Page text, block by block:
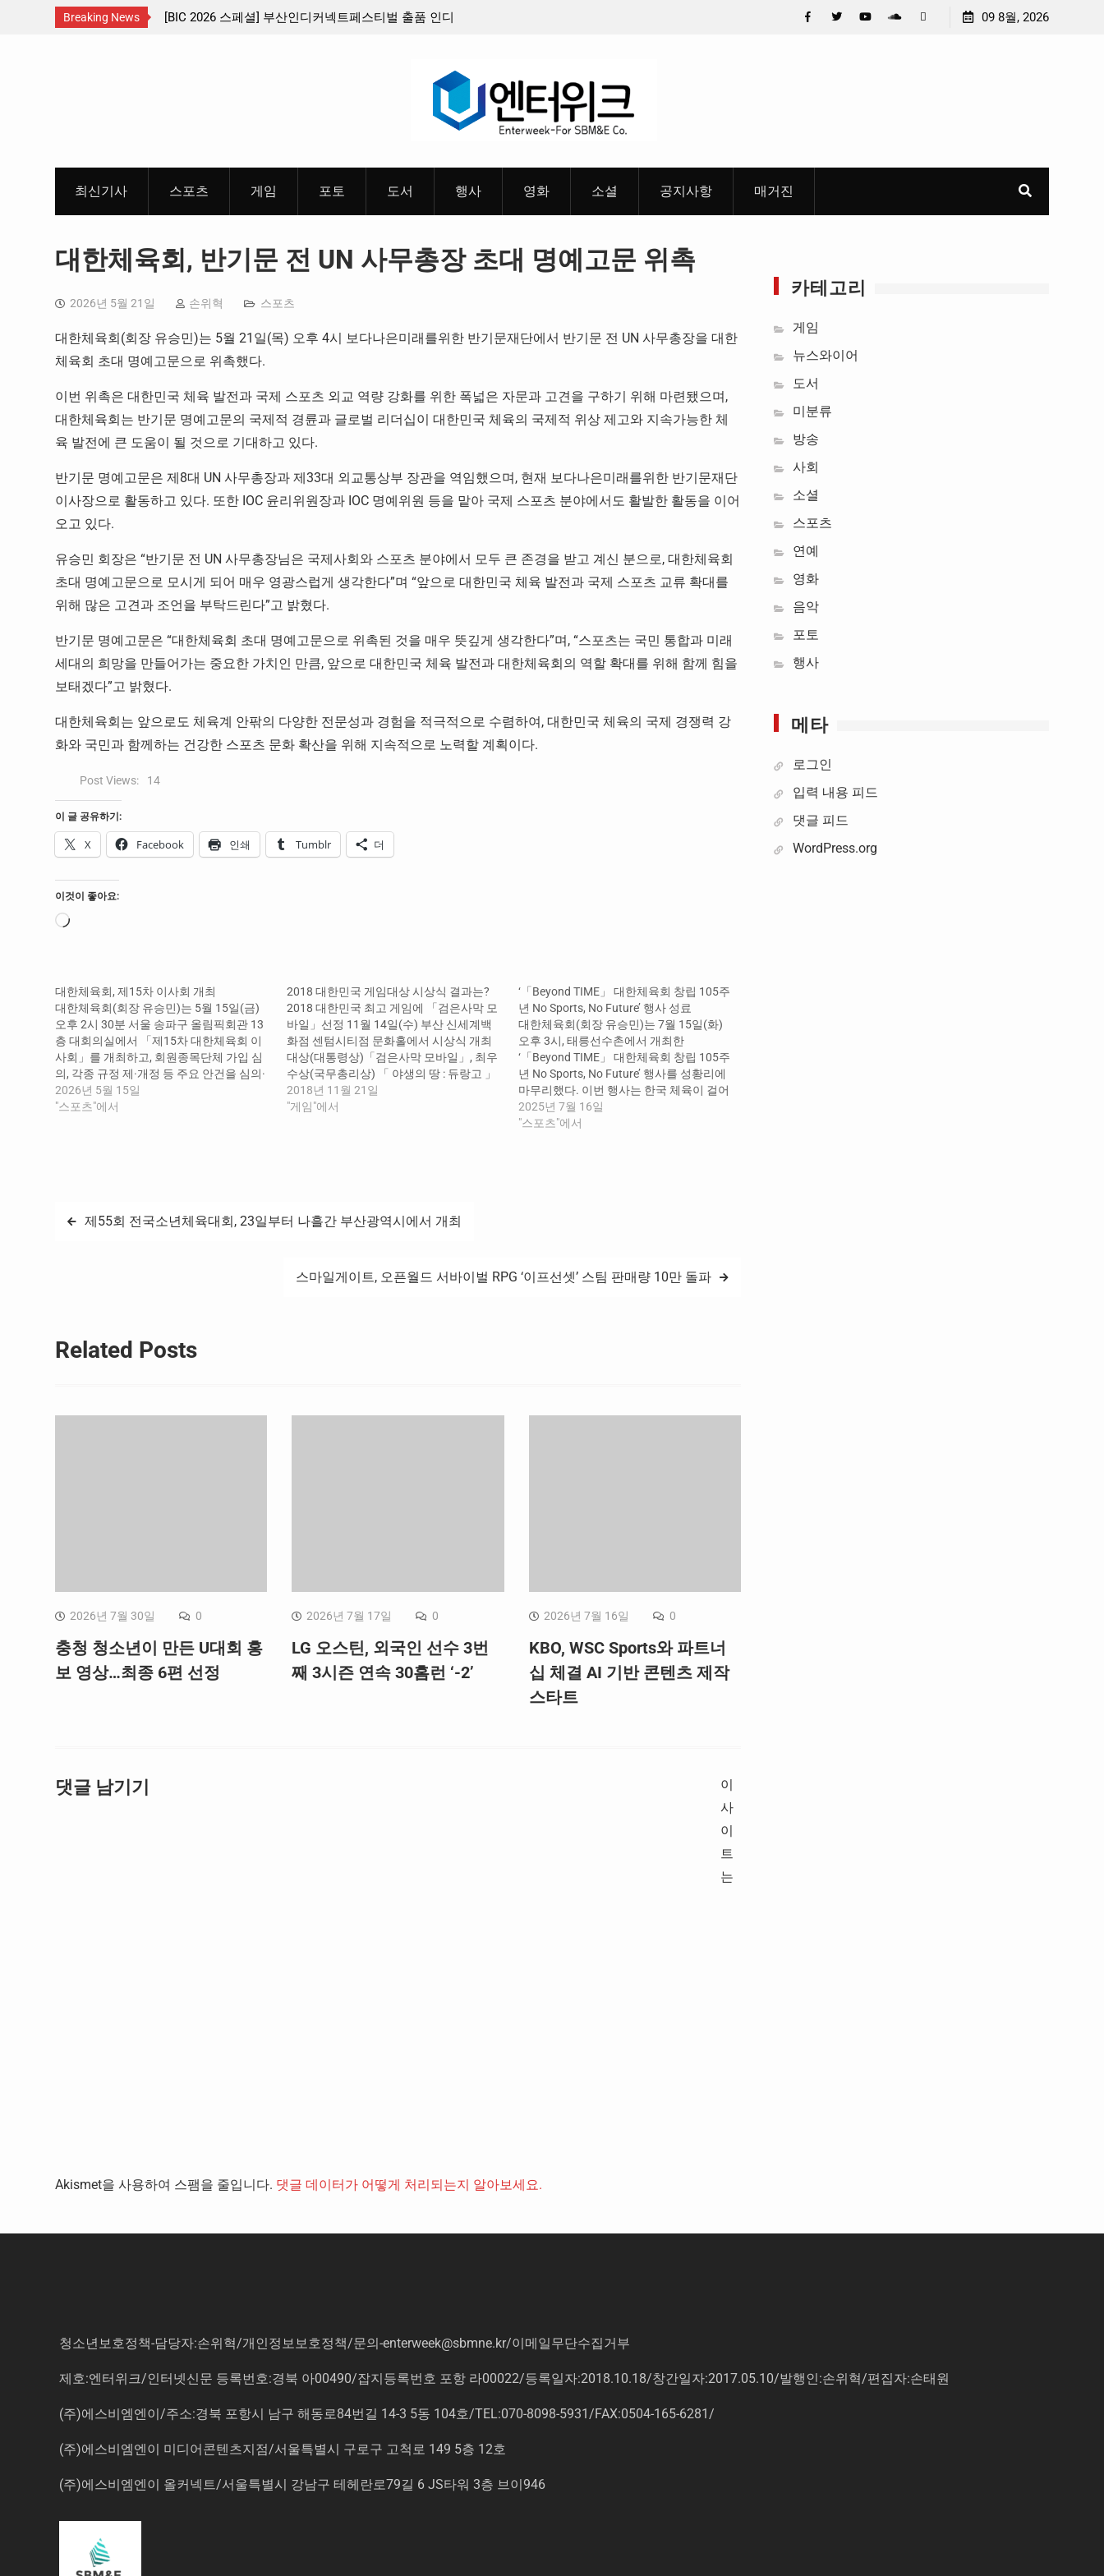
Breaking News
… 수도권 서남부 교통
[BIC 2026 스페셜] 부산인디커넥트페스티벌 출품 인디
충청 청소년이 만든 U대회 홍보 영상…최종 6편 선정
09 8월, 2026
최신기사 스포츠 게임 포토 도서 행사 영화 소셜 공지사항 매거진
대한체육회, 반기문 전 UN 사무총장 초대 명예고문 위촉
2026년 5월 21일 손위혁 스포츠
대한체육회(회장 유승민)는 5월 21일(목) 오후 4시 보다나은미래를위한 반기문재단에서 반기문 전 UN 사무총장을 대한
체육회 초대 명예고문으로 위촉했다.
이번 위촉은 대한민국 체육 발전과 국제 스포츠 외교 역량 강화를 위한 폭넓은 자문과 고견을 구하기 위해 마련됐으며,
대한체육회는 반기문 명예고문의 국제적 경륜과 글로벌 리더십이 대한민국 체육의 국제적 위상 제고와 지속가능한 체
육 발전에 큰 도움이 될 것으로 기대하고 있다.
반기문 명예고문은 제8대 UN 사무총장과 제33대 외교통상부 장관을 역임했으며, 현재 보다나은미래를위한 반기문재단
이사장으로 활동하고 있다. 또한 IOC 윤리위원장과 IOC 명예위원 등을 맡아 국제 스포츠 분야에서도 활발한 활동을 이어
오고 있다.
유승민 회장은 “반기문 전 UN 사무총장님은 국제사회와 스포츠 분야에서 모두 큰 존경을 받고 계신 분으로, 대한체육회
초대 명예고문으로 모시게 되어 매우 영광스럽게 생각한다”며 “앞으로 대한민국 체육 발전과 국제 스포츠 교류 확대를
위해 많은 고견과 조언을 부탁드린다”고 밝혔다.
반기문 명예고문은 “대한체육회 초대 명예고문으로 위촉된 것을 매우 뜻깊게 생각한다”며, “스포츠는 국민 통합과 미래
세대의 희망을 만들어가는 중요한 가치인 만큼, 앞으로 대한민국 체육 발전과 대한체육회의 역할 확대를 위해 함께 힘을
보태겠다”고 밝혔다.
대한체육회는 앞으로도 체육계 안팎의 다양한 전문성과 경험을 적극적으로 수렴하여, 대한민국 체육의 국제 경쟁력 강
화와 국민과 함께하는 건강한 스포츠 문화 확산을 위해 지속적으로 노력할 계획이다.
Post Views: 14
이 글 공유하기:
X Facebook 인쇄 Tumblr 더
이것이 좋아요:
로
대한체육회, 제15차 이사회 개최
대한체육회(회장 유승민)는 5월 15일(금)
오후 2시 30분 서울 송파구 올림픽회관 13
층 대회의실에서 「제15차 대한체육회 이
사회」를 개최하고, 회원종목단체 가입 심
의, 각종 규정 제·개정 등 주요 안건을 심의·
의결했다. 이날 이사회에서는 보고사항으
로 ▲42대 집행부 이사 사임 ▲2026 제20
2026년 5월 15일
"스포츠"에서
2018 대한민국 게임대상 시상식 결과는?
2018 대한민국 최고 게임에 「검은사막 모
바일」선정 11월 14일(수) 부산 신세계백
화점 센텀시티점 문화홀에서 시상식 개최
대상(대통령상)「검은사막 모바일」, 최우
수상(국무총리상) 「 야생의 땅 : 듀랑고 」
등 13개 부문 18개 분야 시상 올 한해 우리
나라 최고의 게임을 가리는 ‘2018 대한민국
2018년 11월 21일
"게임"에서
‘「Beyond TIME」 대한체육회 창립 105주
년 No Sports, No Future’ 행사 성료
대한체육회(회장 유승민)는 7월 15일(화)
오후 3시, 태릉선수촌에서 개최한
‘「Beyond TIME」 대한체육회 창립 105주
년 No Sports, No Future’ 행사를 성황리에
마무리했다. 이번 행사는 한국 체육이 걸어
온 발자취를 돌아보고 미래로 나아가기 위
한 대한체육회의 비전을 국민과 함께 공유
2025년 7월 16일
"스포츠"에서
글 제55회 전국소년체육대회, 23일부터 나흘간 부산광역시에서 개최
스마일게이트, 오픈월드 서바이벌 RPG ‘이프선셋’ 스팀 판매량 10만 돌파
Related Posts
2026년 7월 30일 0
충청 청소년이 만든 U대회 홍
보 영상…최종 6편 선정
2026년 7월 17일 0
LG 오스틴, 외국인 선수 3번
째 3시즌 연속 30홈런 ‘-2’
2026년 7월 16일 0
KBO, WSC Sports와 파트너
십 체결 AI 기반 콘텐츠 제작
스타트
댓글 남기기
이
사
이
트
는
Akismet을 사용하여 스팸을 줄입니다. 댓글 데이터가 어떻게 처리되는지 알아보세요.
카테고리
게임
뉴스와이어
도서
미분류
방송
사회
소셜
스포츠
연예
영화
음악
포토
행사
메타
로그인
입력 내용 피드
댓글 피드
WordPress.org
청소년보호정책-담당자:손위혁/개인정보보호정책/문의 -enterweek@sbmne.kr/이메일무단수집거부
제호:엔터위크/인터넷신문 등록번호:경북 아00490/잡지등록번호 포항 라00022/등록일자:2018.10.18/창간일자:2017.05.10/발행인:손위혁/편집자:손태원
(주)에스비엠엔이/주소:경북 포항시 남구 해동로84번길 14-3 5동 104호/TEL:070-8098-5931/FAX:0504-165-6281/
(주)에스비엠엔이 미디어콘텐츠지점/서울특별시 구로구 고척로 149 5층 12호
(주)에스비엠엔이 올커넥트/서울특별시 강남구 테헤란로79길 6 JS타워 3층 브이946